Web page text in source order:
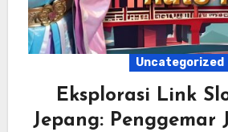
Uncategorized
Eksplorasi Link
Jepang: Penggemar